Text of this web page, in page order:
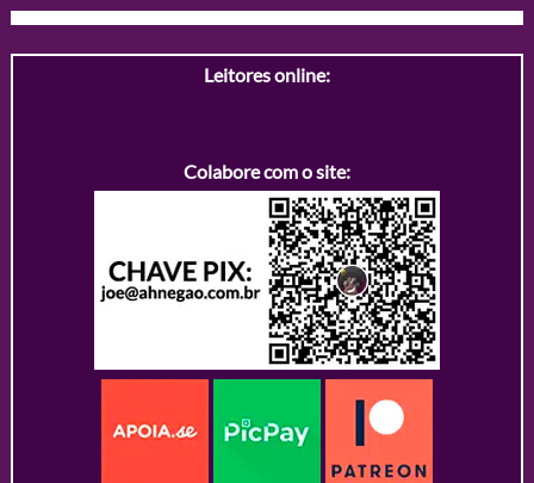
Leitores online:
Colabore com o site: